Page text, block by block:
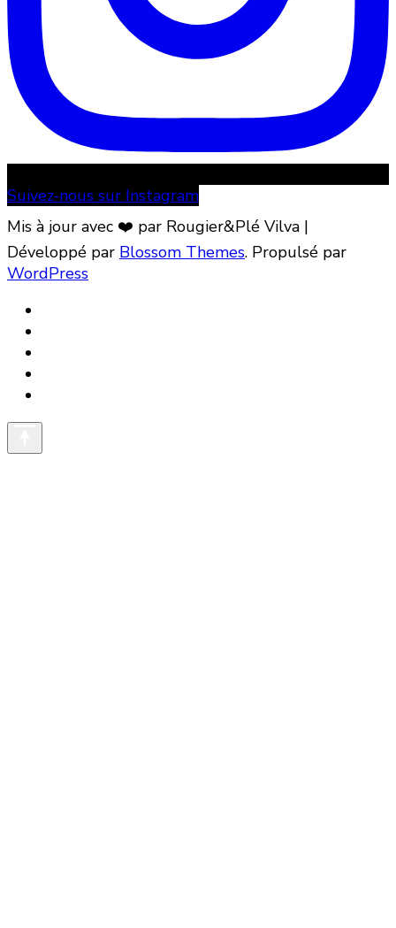
Suivez-nous sur Instagram
Mis à jour avec ❤️ par Rougier&Plé Vilva |
Développé par Blossom Themes. Propulsé par
WordPress